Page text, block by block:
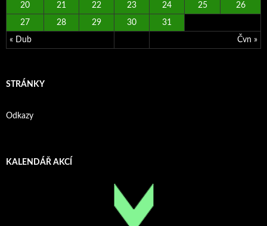
« Dub Čvn »
20 21 22 23 24 25 26
27 28 29 30 31
STRÁNKY
Odkazy
KALENDÁŘ AKCÍ